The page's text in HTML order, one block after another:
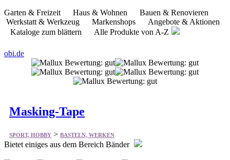
Garten & Freizeit Haus & Wohnen Bauen & Renovieren
Werkstatt & Werkzeug Markenshops Angebote & Aktionen
Kataloge zum blättern Alle Produkte von A-Z
obi.de
Masking-Tape
SPORT, HOBBY > BASTELN, WERKEN
Bietet einiges aus dem Bereich Bänder